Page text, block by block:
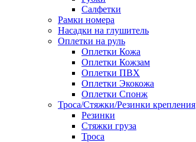
Салфетки
Рамки номера
Насадки на глушитель
Оплетки на руль
Оплетки Кожа
Оплетки Кожзам
Оплетки ПВХ
Оплетки Экокожа
Оплетки Спонж
Троса/Стяжки/Резинки крепления
Резинки
Стяжки груза
Троса